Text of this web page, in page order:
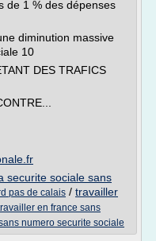
de 1 % des dépenses
diminution massive
10
DES TRAFICS
securite sociale sans
pas de calais / travailler
en france sans
numero securite sociale